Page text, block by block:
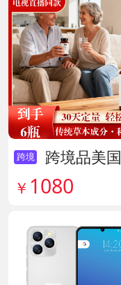
跨境
跨境品美国拜滋牛黄安神宝 货号141775
￥ 1080